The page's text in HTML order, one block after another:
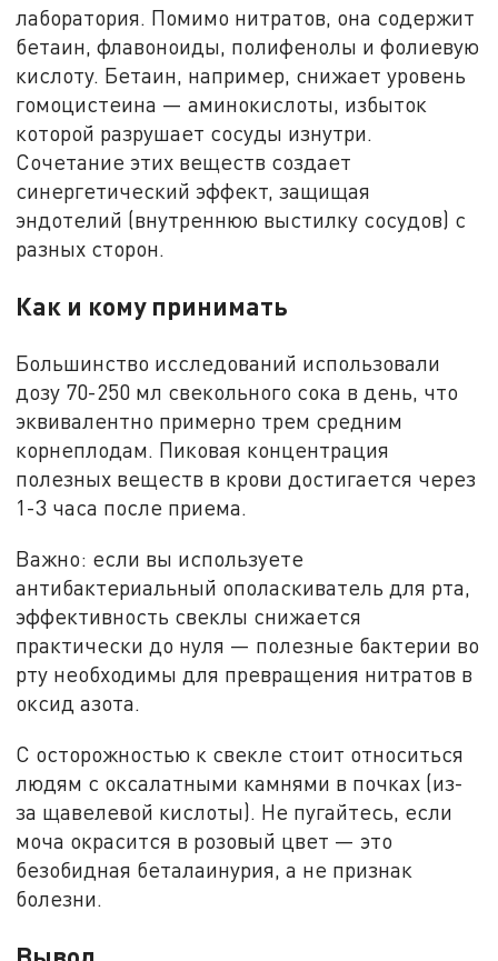
лаборатория. Помимо нитратов, она содержит
бетаин, флавоноиды, полифенолы и фолиевую
кислоту. Бетаин, например, снижает уровень
гомоцистеина — аминокислоты, избыток
которой разрушает сосуды изнутри.
Сочетание этих веществ создает
синергетический эффект, защищая
эндотелий (внутреннюю выстилку сосудов) с
разных сторон.
Как и кому принимать
Большинство исследований использовали
дозу 70-250 мл свекольного сока в день, что
эквивалентно примерно трем средним
корнеплодам. Пиковая концентрация
полезных веществ в крови достигается через
1-3 часа после приема.
Важно: если вы используете
антибактериальный ополаскиватель для рта,
эффективность свеклы снижается
практически до нуля — полезные бактерии во
рту необходимы для превращения нитратов в
оксид азота.
С осторожностью к свекле стоит относиться
людям с оксалатными камнями в почках (из-
за щавелевой кислоты). Не пугайтесь, если
моча окрасится в розовый цвет — это
безобидная беталаинурия, а не признак
болезни.